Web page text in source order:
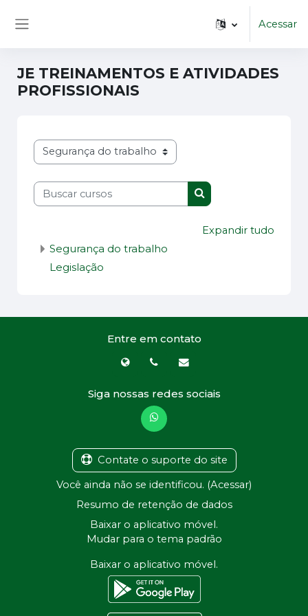
Acessar
JE TREINAMENTOS E ATIVIDADES
PROFISSIONAIS
Categorias de Cursos
Buscar cursos
Buscar cursos
Expandir tudo
Segurança do trabalho
Legislação
Entre em contato
Siga nossas redes sociais
Contate o suporte do site
Você ainda não se identificou. (Acessar)
Resumo de retenção de dados
Baixar o aplicativo móvel.
Mudar para o tema padrão
Baixar o aplicativo móvel.